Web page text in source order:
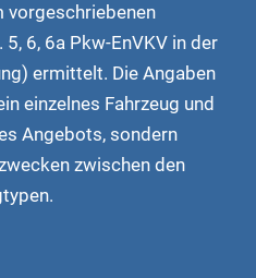
vorgeschriebenen
6, 6a Pkw-EnVKV in der
ermittelt. Die Angaben
einzelnes Fahrzeug und
Angebots, sondern
zwischen den